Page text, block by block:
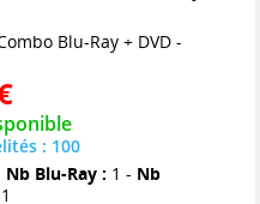
Blu-Ray + DVD -
: 100
Nb Blu-Ray : 1 - Nb
1